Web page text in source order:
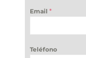
Email *
Teléfono